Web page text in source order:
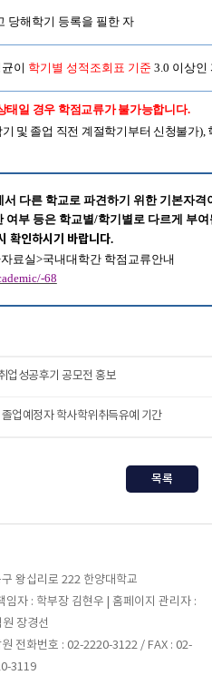
당해학기 등록을 필한 자
이 학기별 성적조회표 기준 3.0 이상인
태일 경우 학점교류가 불가능합니다.
및 졸업 직전 계절학기부터 신청불가),
다른 학교로 파견하기 위한 기본자격
여부 등은 학교별/학기별로 다르게 부
확인하시기 바랍니다.
자료실>국내대학간 학점교류안내
68
업성공후기 공모전 홍보
업예정자 학사학위취득유예 기간
목록
왕십리로 222 한양대학교
자 : 학부장 김현우 | 홈페이지 관리자 :
원 장경선
전화번호 : 02-2220-3122 / FAX : 02-
3119